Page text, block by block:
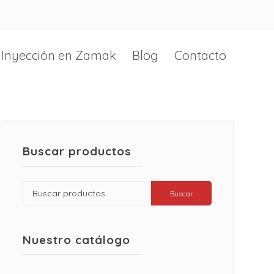
Inyección en Zamak Blog Contacto
Buscar productos
Buscar
Buscar
Nuestro catálogo